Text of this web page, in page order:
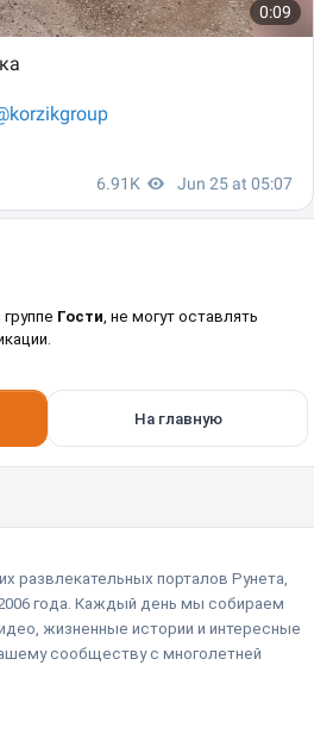
Гости, не могут оставлять
На главную
развлекательных порталов Рунета,
года. Каждый день мы собираем
жизненные истории и интересные
сообществу с многолетней